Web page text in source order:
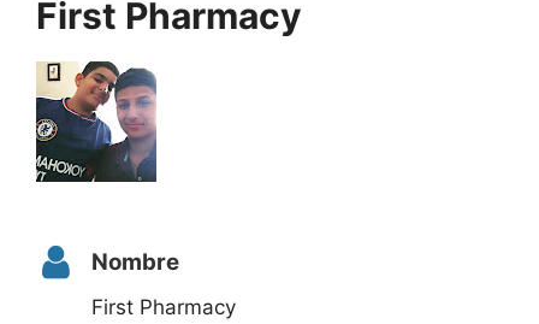
First Pharmacy
Nombre
First Pharmacy